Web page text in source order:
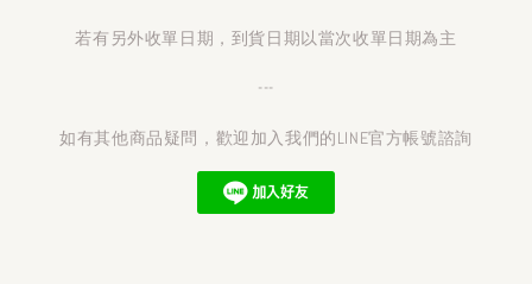
若有另外收單日期，到貨日期以當次收單日期為主
---
如有其他商品疑問，歡迎加入我們的LINE官方帳號諮詢